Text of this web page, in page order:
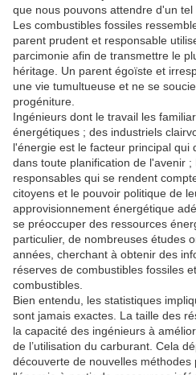
que nous pouvons attendre d'un tel
Les combustibles fossiles
parent prudent et responsable
parcimonie afin de transmettre le
héritage. Un parent égoïste et
une vie tumultueuse et ne se
progéniture.
Ingénieurs dont le travail les
énergétiques ; des industriels
l'énergie est le facteur principal qui
dans toute planification de l'avenir ;
responsables qui se rendent
citoyens et le pouvoir politique de
approvisionnement énergétique
se préoccuper des ressources
particulier, de nombreuses études
années, cherchant à obtenir des
réserves de combustibles fossiles
combustibles.
Bien entendu, les statistiques
sont jamais exactes. La taille des
la capacité des ingénieurs à
de l’utilisation du carburant. Cela
découverte de nouvelles